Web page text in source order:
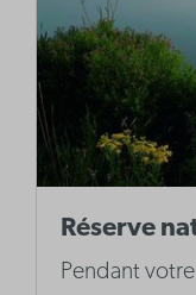
Réserve
Pendant